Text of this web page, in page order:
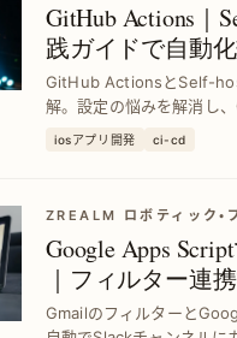
GitHub Actions｜
践ガイドで自動
GitHub ActionsとSelf-
解。設定の悩みを解消し
に実現する具体的手法を紹
iosアプリ開発 ci-cd
ZREALM ロボティック・
Google Apps
｜フィルター連
Gmailのフィルターと